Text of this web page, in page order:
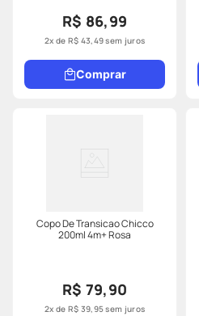
R$ 86,99
2x de R$ 43,49sem juros
Comprar
Copo De Transicao Chicco
200ml 4m+ Rosa
R$ 79,90
2x de R$ 39,95sem juros